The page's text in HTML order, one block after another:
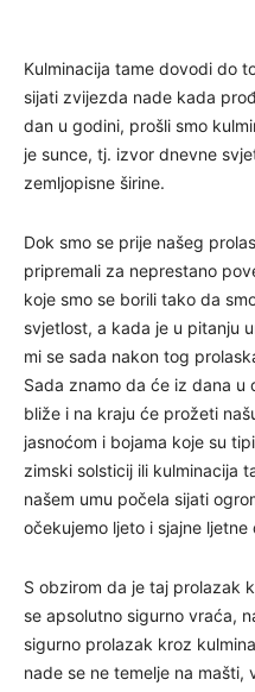
Kulminacija tame dovodi do
sijati zvijezda nade kada
dan u godini, prošli smo
je sunce, tj. izvor dnevne
zemljopisne širine.
Dok smo se prije našeg
pripremali za neprestano
koje smo se borili tako da
svjetlost, a kada je u pitanju
mi se sada nakon tog
Sada znamo da će iz dana
bliže i na kraju će prožeti
jasnoćom i bojama koje su
zimski solsticij ili kulminacija
našem umu počela sijati
očekujemo ljeto i sjajne ljetne
S obzirom da je taj prolazak
se apsolutno sigurno vraća,
sigurno prolazak kroz
nade se ne temelje na mašti,